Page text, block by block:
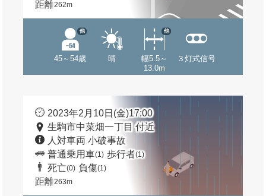
距離262m
45～54歳
他
晴
幅5.5～
13.0m
他
３灯式信号
2023年2月10日(金)17:00
生駒市中菜畑一丁目 付近
人対車両 小破事故
普通乗用車(1) 歩行者(1)
死亡(0) 負傷(1)
距離263m